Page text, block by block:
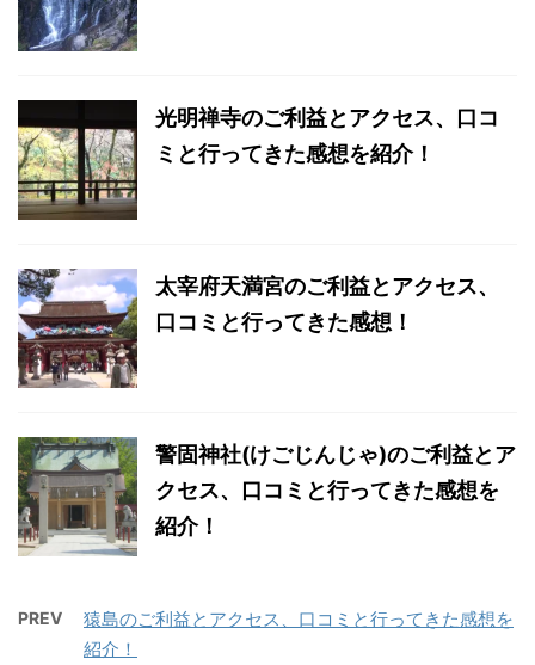
光明禅寺のご利益とアクセス、口コ
ミと行ってきた感想を紹介！
太宰府天満宮のご利益とアクセス、
口コミと行ってきた感想！
警固神社(けごじんじゃ)のご利益とア
クセス、口コミと行ってきた感想を
紹介！
PREV
猿島のご利益とアクセス、口コミと行ってきた感想を
紹介！